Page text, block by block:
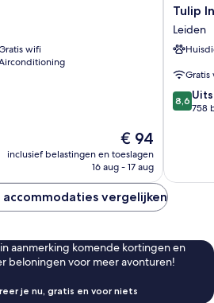
wifi
De
prijs
€ 94
inclusief belastingen en toeslagen
16 aug - 17 aug
Tulip
Inn
Leiden
Centre
Tulip
Leiden
Gratis
8.6
van
8,6
758
vergelijken
aanmerking komende kortingen en
beloningen voor meer avonturen!
je nu, gratis en voor niets